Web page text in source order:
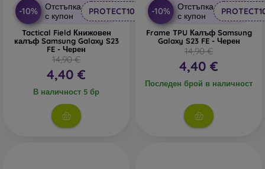
-10%
Отстъпка
с купон
PROTECT10
Tactical Field Книжовен
калъф Samsung Galaxy S23
FE - Черен
14,90 €
4,40 €
В наличност 5 бр
-10%
Отстъпка
с купон
Frame TPU Калъф Samsung
Galaxy S23 FE - Черен
14,90 €
4,40 €
Последен брой в наличност